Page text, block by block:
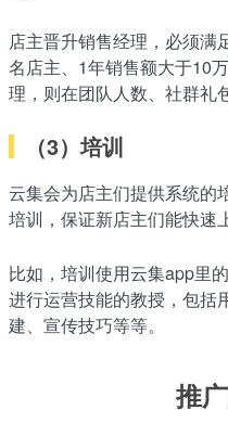
店主晋升销售经理，必须满
名店主、1年销售额大于10
理，则在团队人数、社群礼
（3）培训
云集会为店主们提供系统的
培训，保证新店主们能快速
比如，培训使用云集app里
进行运营技能的教授，包括
建、宣传技巧等等。
推